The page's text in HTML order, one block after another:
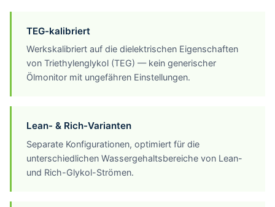
TEG-kalibriert
Werkskalibriert auf die dielektrischen Eigenschaften
von Triethylenglykol (TEG) — kein generischer
Ölmonitor mit ungefähren Einstellungen.
Lean- & Rich-Varianten
Separate Konfigurationen, optimiert für die
unterschiedlichen Wassergehaltsbereiche von Lean-
und Rich-Glykol-Strömen.